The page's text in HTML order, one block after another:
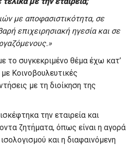
με αποφασιστικότητα, σε
επιχειρησιακή ηγεσία και σε
το συγκεκριμένο θέμα έχω κατ’
Κοινοβουλευτικές
με τη διοίκηση της
την εταιρεία και
ζητήματα, όπως είναι η αγορά
και η διαφαινόμενη